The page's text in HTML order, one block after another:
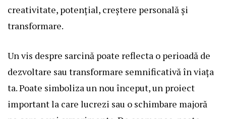
creativitate, potențial, creștere personală și
transformare.
Un vis despre sarcină poate reflecta o perioadă de
dezvoltare sau transformare semnificativă în viața
ta. Poate simboliza un nou început, un proiect
important la care lucrezi sau o schimbare majoră